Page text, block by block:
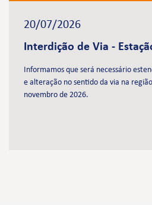
20/07/2026
Interdição de Via -
Informamos que será necessário
e alteração no sentido da via na
novembro de 2026.